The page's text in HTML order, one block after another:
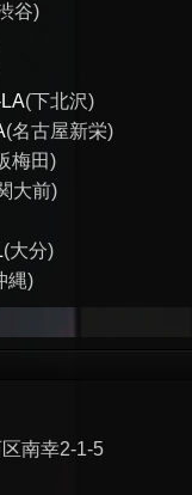
谷)
(下北沢)
(名古屋新栄)
梅田)
大前)
(大分)
縄)
南幸2-1-5